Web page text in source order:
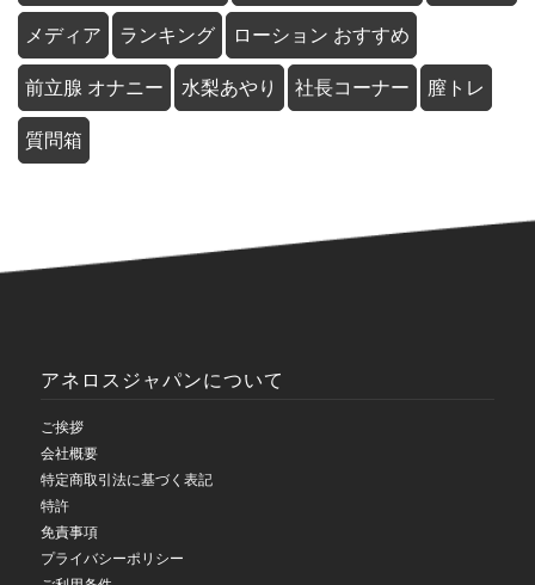
メディア ランキング ローション おすすめ
前立腺 オナニー 水梨あやり 社長コーナー 膣トレ
質問箱
アネロスジャパンについて
ご挨拶
会社概要
特定商取引法に基づく表記
特許
免責事項
プライバシーポリシー